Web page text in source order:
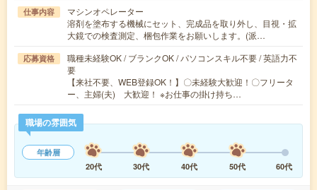
仕事内容
マシンオペレーター
溶剤を塗布する機械にセット、完成品を取り外し、目視・拡
大鏡での検査測定、梱包作業をお願いします。(派…
応募資格
職種未経験OK / ブランクOK / パソコンスキル不要 / 英語力不
要
【来社不要、WEB登録OK！】〇未経験大歓迎！〇フリータ
ー、主婦(夫) 大歓迎！ ※お仕事の掛け持ち…
職場の雰囲気
年齢層
20代
30代 40代 50代 60代